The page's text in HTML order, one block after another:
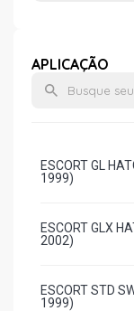
APLICAÇÃO
ESCORT GL
1999)
ESCORT GLX
2002)
ESCORT STD
1999)